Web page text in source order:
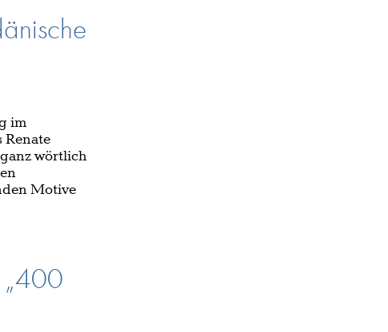
im
wörtlich
Motive
„400